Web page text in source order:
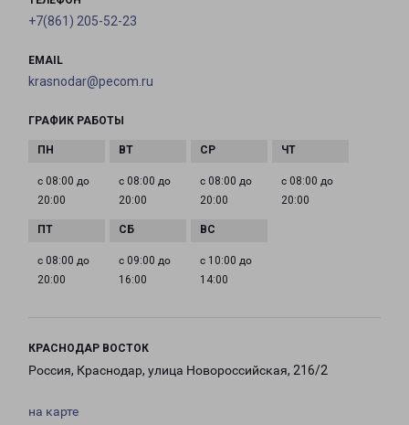
+7(861) 205-52-23
EMAIL
krasnodar@pecom.ru
ГРАФИК РАБОТЫ
с 08:00 до
20:00
с 08:00 до
20:00
с 08:00 до
20:00
с 08:00 до
20:00
с 08:00 до
20:00
с 09:00 до
16:00
с 10:00 до
14:00
КРАСНОДАР ВОСТОК
Россия, Краснодар, улица Новороссийская, 216/2
на карте